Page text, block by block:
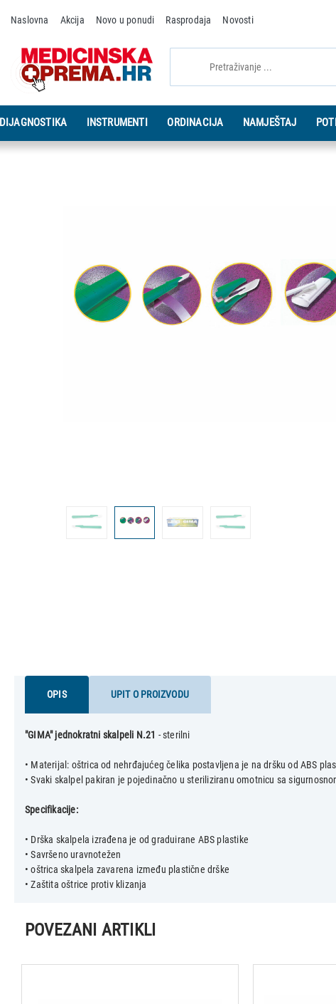
Naslovna Akcija Novo u ponudi Rasprodaja Novosti
INSTRUMENTI ORDINACIJA NAMJEŠTAJ
OPIS UPIT O PROIZVODU
"GIMA" jednokratni skalpeli N.21 - sterilni
• Materijal: oštrica od nehrđajućeg čelika postavljena je na dršku od ABS
• Svaki skalpel pakiran je pojedinačno u steriliziranu omotnicu sa
Specifikacije:
• Drška skalpela izrađena je od graduirane ABS plastike
• Savršeno uravnotežen
• oštrica skalpela zavarena između plastične drške
POVEZANI ARTIKLI